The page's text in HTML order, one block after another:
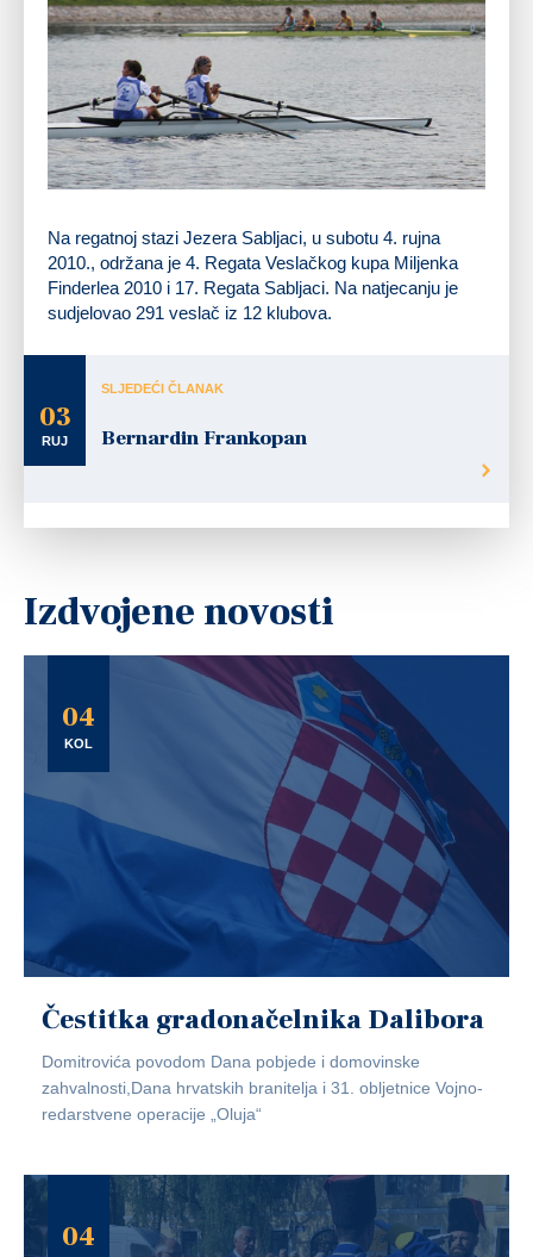
Na regatnoj stazi Jezera Sabljaci, u subotu 4. rujna
2010., održana je 4. Regata Veslačkog kupa Miljenka
Finderlea 2010 i 17. Regata Sabljaci. Na natjecanju je
sudjelovao 291 veslač iz 12 klubova.
03
RUJ
SLJEDEĆI ČLANAK
Bernardin Frankopan
Izdvojene novosti
04
KOL
Čestitka gradonačelnika Dalibora
Domitrovića povodom Dana pobjede i domovinske
zahvalnosti,Dana hrvatskih branitelja i 31. obljetnice Vojno-
redarstvene operacije „Oluja“
04